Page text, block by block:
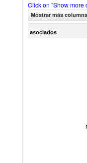
Click on "Show more
Mostrar más
asociados